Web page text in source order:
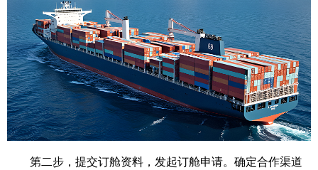
第二步，提交订舱资料，发起订舱申请。确定合作渠道